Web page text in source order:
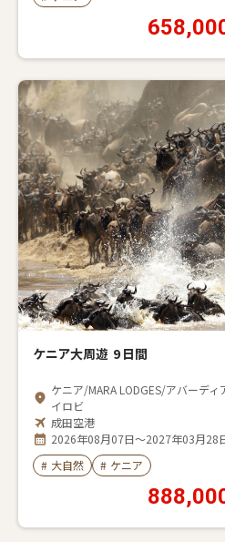
ケニア大周遊 9 日間
ケニア/MARA LODGES/アバーデ
イロビ
成田空港
2026年08月07日～2027年03月28
# 大自然 # ケニア